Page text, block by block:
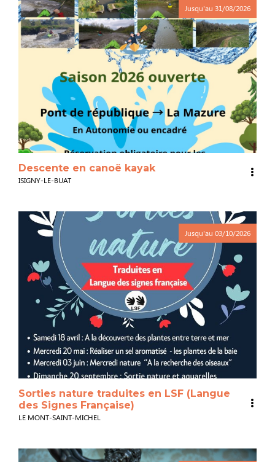
Jusqu'au 31/08/2026
Descente en canoë kayak
ISIGNY-LE-BUAT
Jusqu'au 03/10/2026
Sorties nature traduites en LSF (Langue
des Signes Française)
LE MONT-SAINT-MICHEL